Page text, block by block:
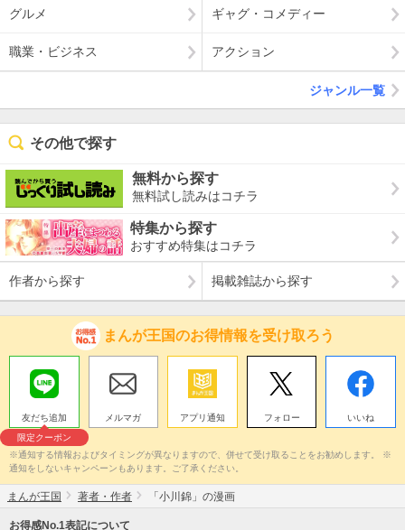
グルメ ギャグ・コメディー
職業・ビジネス アクション
ジャンル一覧
その他で探す
無料から探す
無料試し読みはコチラ
特集から探す
おすすめ特集はコチラ
作者から探す 掲載雑誌から探す
まんが王国のお得情報を受け取ろう
友だち追加
限定クーポン
メルマガ アプリ通知 フォロー いいね
※通知する情報およびタイミングが異なりますので、併せて受け取ることをお勧めします。 ※
通知をしないキャンペーンもあります。ご了承ください。
まんが王国 著者・作者 「小川錦」の漫画
お得感No.1表記について